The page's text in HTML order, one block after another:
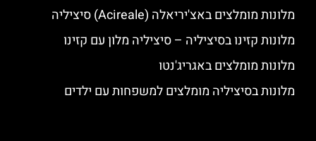
מלונות מומלצים באצ'יריאלה (Acireale) סיציליה
מלונות קזינו בסיציליה – סיציליה מלון עם קזינו
מלונות מומלצים באגריג'נטו
מלונות בסיציליה מומלצים למשפחות עם ילדים